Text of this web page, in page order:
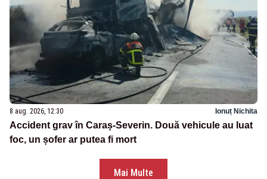
8 aug. 2026, 12:30 Ionuț Nichita
Accident grav în Caraș-Severin. Două vehicule au luat
foc, un șofer ar putea fi mort
Mai Multe